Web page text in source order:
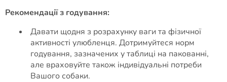
Рекомендації з годування:
Давати щодня з розрахунку ваги та фізичної
активності улюбленця. Дотримуйтеся норм
годування, зазначених у таблиці на пакованні,
але враховуйте також індивідуальні потреби
Вашого собаки.